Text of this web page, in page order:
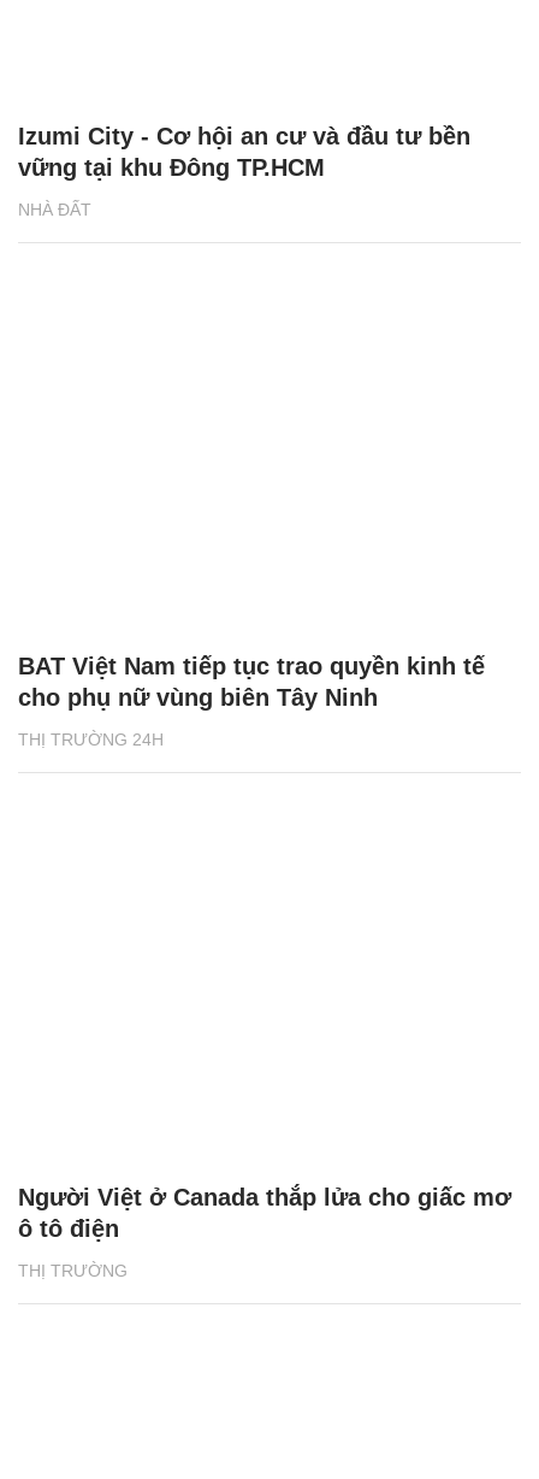
NHÀ ĐẤT
Izumi City - Cơ hội an cư và đầu tư bền
vững tại khu Đông TP.HCM
THỊ TRƯỜNG 24H
BAT Việt Nam tiếp tục trao quyền kinh tế
cho phụ nữ vùng biên Tây Ninh
THỊ TRƯỜNG
Người Việt ở Canada thắp lửa cho giấc mơ
ô tô điện